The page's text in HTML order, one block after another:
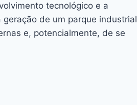
tecnológico e a
de um parque industrial
e, potencialmente, de se